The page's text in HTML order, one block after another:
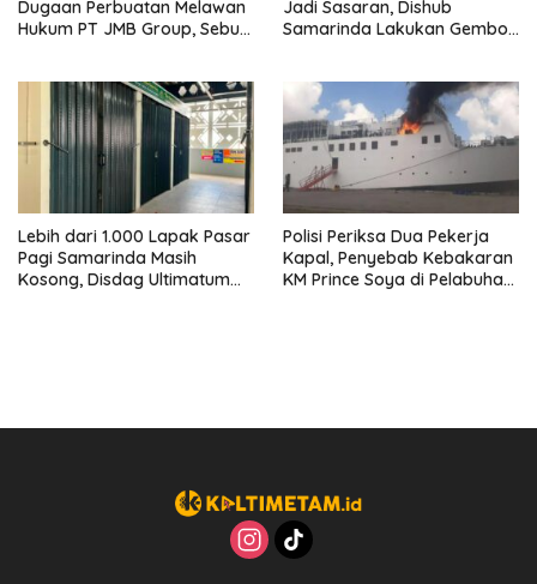
Dugaan Perbuatan Melawan
Hukum PT JMB Group, Sebut
Jadi Sasaran, Dishub
Samarinda Lakukan Gembok
Lebih dari 1.000 Lapak Pasar
Pagi Samarinda Masih
Kosong, Disdag Ultimatum
Polisi Periksa Dua Pekerja
Kapal, Penyebab Kebakaran
KM Prince Soya di Pelabuhan